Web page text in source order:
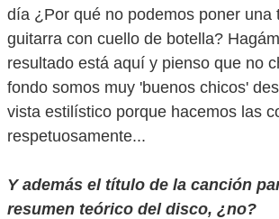
día ¿Por qué no podemos poner una
guitarra con cuello de botella?
resultado está aquí y pienso que no
fondo somos muy 'buenos chicos'
vista estilístico porque hacemos las
respetuosamente...
Y además el título de la canción
resumen teórico del disco, ¿no?